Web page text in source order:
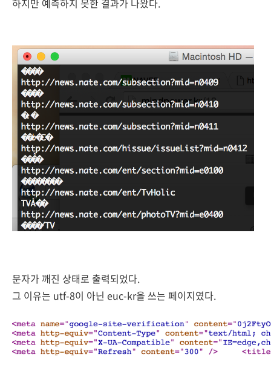
하지만 예측하지 못한 결과가 나왔다.
문자가 깨진 상태로 출력되었다.
그 이유는 utf-8이 아닌 euc-kr을 쓰는 페이지였다.